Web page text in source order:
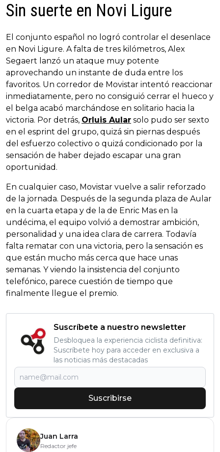
Sin suerte en Novi Ligure
El conjunto español no logró controlar el desenlace
en Novi Ligure. A falta de tres kilómetros, Alex
Segaert lanzó un ataque muy potente
aprovechando un instante de duda entre los
favoritos. Un corredor de Movistar intentó reaccionar
inmediatamente, pero no consiguió cerrar el hueco y
el belga acabó marchándose en solitario hacia la
victoria. Por detrás, Orluis Aular solo pudo ser sexto
en el esprint del grupo, quizá sin piernas después
del esfuerzo colectivo o quizá condicionado por la
sensación de haber dejado escapar una gran
oportunidad.
En cualquier caso, Movistar vuelve a salir reforzado
de la jornada. Después de la segunda plaza de Aular
en la cuarta etapa y de la de Enric Mas en la
undécima, el equipo volvió a demostrar ambición,
personalidad y una idea clara de carrera. Todavía
falta rematar con una victoria, pero la sensación es
que están mucho más cerca que hace unas
semanas. Y viendo la insistencia del conjunto
telefónico, parece cuestión de tiempo que
finalmente llegue el premio.
Suscríbete a nuestro newsletter
Desbloquea la experiencia ciclista definitiva:
Suscríbete hoy para acceder en exclusiva a
las noticias más destacadas
Suscribirse
Juan Larra
Redactor jefe